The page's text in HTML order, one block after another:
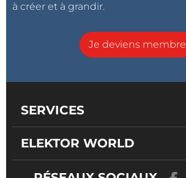
à créer et à grandir.
Je deviens membre
SERVICES
ELEKTOR WORLD